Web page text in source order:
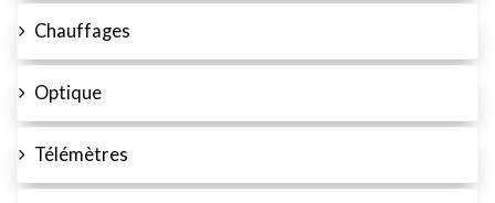
Chauffages
Optique
Télémètres